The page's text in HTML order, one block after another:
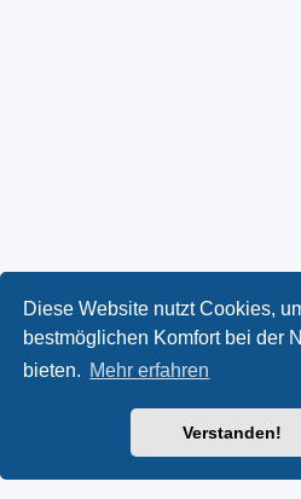
Diese Website nutzt Cookies,
bestmöglichen Komfort bei der
bieten. Mehr erfahren
Verstanden!